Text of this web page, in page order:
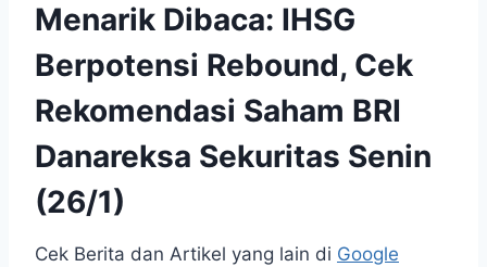
Menarik Dibaca: IHSG
Berpotensi Rebound, Cek
Rekomendasi Saham BRI
Danareksa Sekuritas Senin
(26/1)
Cek Berita dan Artikel yang lain di Google